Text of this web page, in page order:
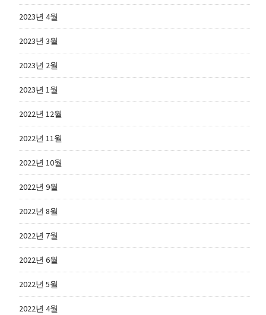
2023년 4월
2023년 3월
2023년 2월
2023년 1월
2022년 12월
2022년 11월
2022년 10월
2022년 9월
2022년 8월
2022년 7월
2022년 6월
2022년 5월
2022년 4월